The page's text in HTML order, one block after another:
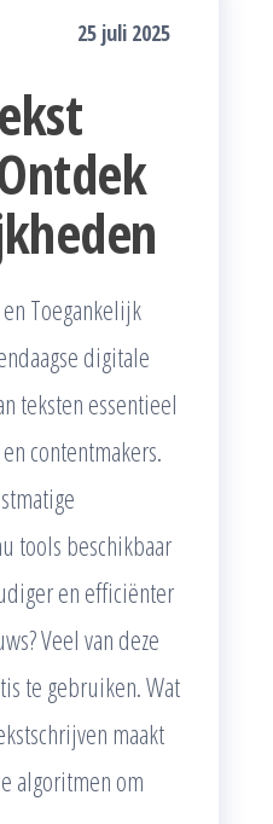
25 juli 2025
Toegankelijk
digitale
teksten essentieel
contentmakers.
tools beschikbaar
en efficiënter
Veel van deze
te gebruiken. Wat
maakt
algoritmen om